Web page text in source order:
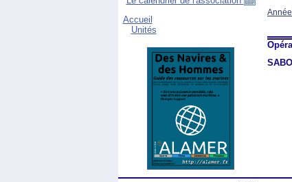
Accueil
Unités